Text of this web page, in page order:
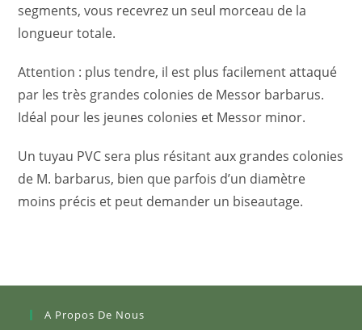
segments, vous recevrez un seul morceau de la
longueur totale.
Attention : plus tendre, il est plus facilement attaqué
par les très grandes colonies de Messor barbarus.
Idéal pour les jeunes colonies et Messor minor.
Un tuyau PVC sera plus résitant aux grandes colonies
de M. barbarus, bien que parfois d’un diamètre
moins précis et peut demander un biseautage.
A Propos De Nous